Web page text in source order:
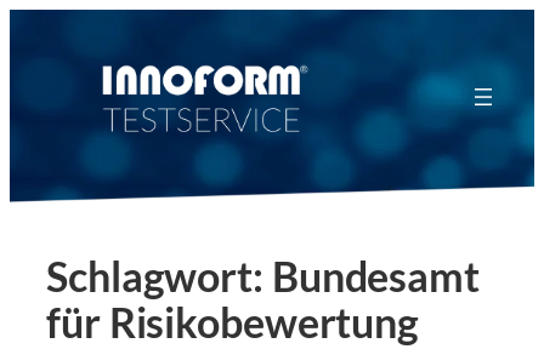
Schlagwort: Bundesamt
für Risikobewertung